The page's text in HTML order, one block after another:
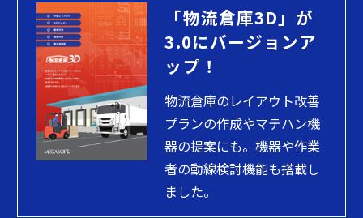
「物流倉庫3D」が
3.0にバージョンア
ップ！
物流倉庫のレイアウト改善
プランの作成やマテハン機
器の提案にも。機器や作業
者の動線検討機能も搭載し
ました。